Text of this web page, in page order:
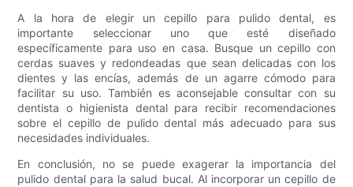
A la hora de elegir un cepillo para pulido dental, es
importante seleccionar uno que esté diseñado
específicamente para uso en casa. Busque un cepillo con
cerdas suaves y redondeadas que sean delicadas con los
dientes y las encías, además de un agarre cómodo para
facilitar su uso. También es aconsejable consultar con su
dentista o higienista dental para recibir recomendaciones
sobre el cepillo de pulido dental más adecuado para sus
necesidades individuales.
En conclusión, no se puede exagerar la importancia del
pulido dental para la salud bucal. Al incorporar un cepillo de